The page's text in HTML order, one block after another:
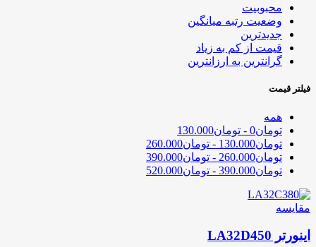
محبوبیت
وضعیت رتبه میانگین
جدیدترین
قیمت از کم به زیاد
گرانترین به ارزانترین
فیلتر قیمت
همه
تومان0
- تومان130.000
تومان130.000
- تومان260.000
تومان260.000
- تومان390.000
تومان390.000
- تومان520.000
مقایسه
اینورتر LA32D450